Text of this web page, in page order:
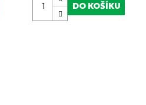
DO KOŠÍKU